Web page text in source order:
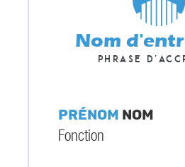
Nom
Phrase
Fonction
Prénom Nom